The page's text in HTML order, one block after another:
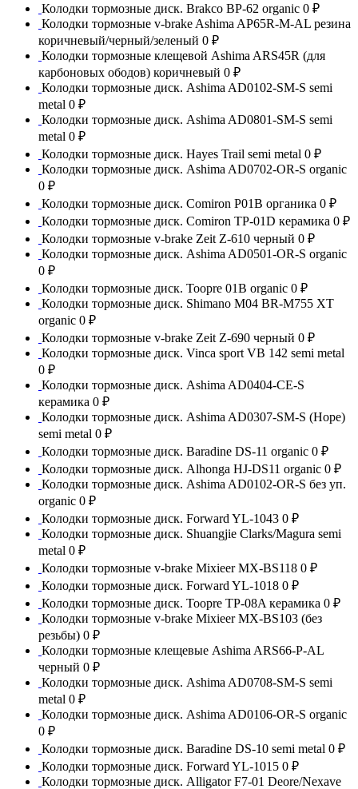
Колодки тормозные диск. Brakco BP-62 organic 0 ₽
Колодки тормозные v-brake Ashima AP65R-M-AL резина
коричневый/черный/зеленый 0 ₽
Колодки тормозные клещевой Ashima ARS45R (для
карбоновых ободов) коричневый 0 ₽
Колодки тормозные диск. Ashima AD0102-SM-S semi
metal 0 ₽
Колодки тормозные диск. Ashima AD0801-SM-S semi
metal 0 ₽
Колодки тормозные диск. Hayes Trail semi metal 0 ₽
Колодки тормозные диск. Ashima AD0702-OR-S organic
0 ₽
Колодки тормозные диск. Comiron P01B органика 0 ₽
Колодки тормозные диск. Comiron TP-01D керамика 0 ₽
Колодки тормозные v-brake Zeit Z-610 черный 0 ₽
Колодки тормозные диск. Ashima AD0501-OR-S organic
0 ₽
Колодки тормозные диск. Toopre 01B organic 0 ₽
Колодки тормозные диск. Shimano M04 BR-M755 XT
organic 0 ₽
Колодки тормозные v-brake Zeit Z-690 черный 0 ₽
Колодки тормозные диск. Vinca sport VB 142 semi metal
0 ₽
Колодки тормозные диск. Ashima AD0404-CE-S
керамика 0 ₽
Колодки тормозные диск. Ashima AD0307-SM-S (Hope)
semi metal 0 ₽
Колодки тормозные диск. Baradine DS-11 organic 0 ₽
Колодки тормозные диск. Alhonga HJ-DS11 organic 0 ₽
Колодки тормозные диск. Ashima AD0102-OR-S без уп.
organic 0 ₽
Колодки тормозные диск. Forward YL-1043 0 ₽
Колодки тормозные диск. Shuangjie Clarks/Magura semi
metal 0 ₽
Колодки тормозные v-brake Mixieer MX-BS118 0 ₽
Колодки тормозные диск. Forward YL-1018 0 ₽
Колодки тормозные диск. Toopre TP-08A керамика 0 ₽
Колодки тормозные v-brake Mixieer MX-BS103 (без
резьбы) 0 ₽
Колодки тормозные клещевые Ashima ARS66-P-AL
черный 0 ₽
Колодки тормозные диск. Ashima AD0708-SM-S semi
metal 0 ₽
Колодки тормозные диск. Ashima AD0106-OR-S organic
0 ₽
Колодки тормозные диск. Baradine DS-10 semi metal 0 ₽
Колодки тормозные диск. Forward YL-1015 0 ₽
Колодки тормозные диск. Alligator F7-01 Deore/Nexave